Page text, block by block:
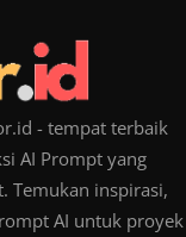
- tempat terbaik
AI Prompt yang
Temukan inspirasi,
AI untuk proyek